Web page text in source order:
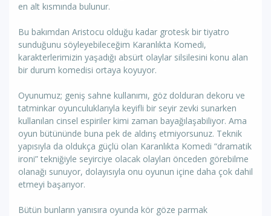
en alt kısmında bulunur.
Bu bakımdan Aristocu olduğu kadar grotesk bir tiyatro
sunduğunu söyleyebileceğim Karanlıkta Komedi,
karakterlerimizin yaşadığı absürt olaylar silsilesini konu alan
bir durum komedisi ortaya koyuyor.
Oyunumuz; geniş sahne kullanımı, göz dolduran dekoru ve
tatminkar oyunculuklarıyla keyifli bir seyir zevki sunarken
kullanılan cinsel espiriler kimi zaman bayağılaşabiliyor. Ama
oyun bütününde buna pek de aldırış etmiyorsunuz. Teknik
yapısıyla da oldukça güçlü olan Karanlıkta Komedi “dramatik
ironi” tekniğiyle seyirciye olacak olayları önceden görebilme
olanağı sunuyor, dolayısıyla onu oyunun içine daha çok dahil
etmeyi başarıyor.
Bütün bunların yanısıra oyunda kör göze parmak